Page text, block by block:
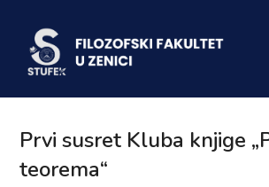
Prvi susret Kluba knjige
teorema“